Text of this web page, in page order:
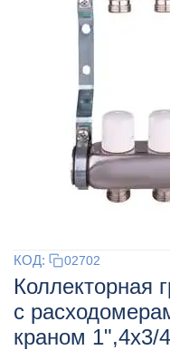
КОД: 02702
Коллекторная
с
краном 1",4x3/